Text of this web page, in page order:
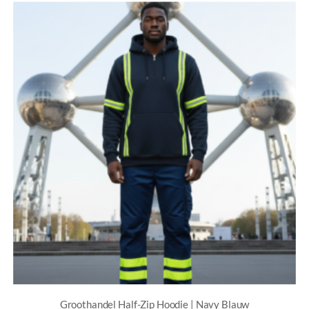
Groothandel Half-Zip Hoodie | Navy Blauw